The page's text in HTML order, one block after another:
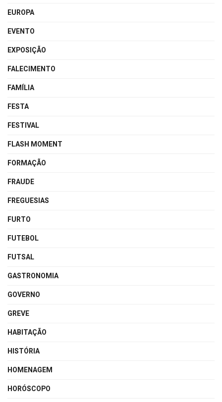
EUROPA
EVENTO
EXPOSIÇÃO
FALECIMENTO
FAMÍLIA
FESTA
FESTIVAL
FLASH MOMENT
FORMAÇÃO
FRAUDE
FREGUESIAS
FURTO
FUTEBOL
FUTSAL
GASTRONOMIA
GOVERNO
GREVE
HABITAÇÃO
HISTÓRIA
HOMENAGEM
HORÓSCOPO